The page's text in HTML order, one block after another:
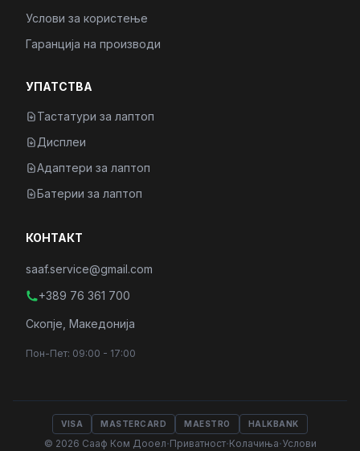
Услови за користење
Гаранција на производи
УПАТСТВА
Тастатури за лаптоп
Дисплеи
Адаптери за лаптоп
Батерии за лаптоп
КОНТАКТ
saaf.service@gmail.com
+389 76 361 700
Скопје, Македонија
Пон-Пет: 09:00 - 17:00
VISA MASTERCARD MAESTRO HALKBANK
© 2026 Сааф Ком Дооел·Приватност·Колачиња·Услови